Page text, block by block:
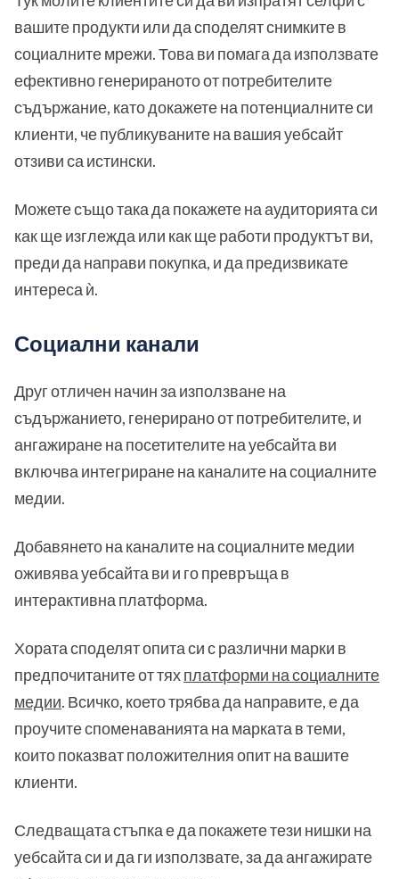
вашите продукти или да споделят снимките в
социалните мрежи. Това ви помага да използвате
ефективно генерираното от потребителите
съдържание, като докажете на потенциалните си
клиенти, че публикуваните на вашия уебсайт
отзиви са истински.
Можете също така да покажете на аудиторията си
как ще изглежда или как ще работи продуктът ви,
преди да направи покупка, и да предизвикате
интереса ѝ.
Социални канали
Друг отличен начин за използване на
съдържанието, генерирано от потребителите, и
ангажиране на посетителите на уебсайта ви
включва интегриране на каналите на социалните
медии.
Добавянето на каналите на социалните медии
оживява уебсайта ви и го превръща в
интерактивна платформа.
Хората споделят опита си с различни марки в
предпочитаните от тяхплатформи на социалните
медии. Всичко, което трябва да направите, е да
проучите споменаванията на марката в теми,
които показват положителния опит на вашите
клиенти.
Следващата стъпка е да покажете тези нишки на
уебсайта си и да ги използвате, за да ангажирате